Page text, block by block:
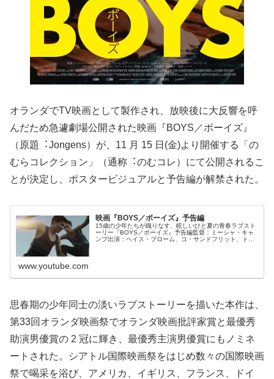
オランダでTV映画として製作され、放映後に大反響を呼
んだため急遽劇場公開された映画『BOYS／ボーイズ』
（原題︓Jongens）が、11 月 15 日(金)より開催する「の
むらコレクション」（通称︓のむコレ）にて公開されるこ
とが決定し、ポスタービジュアルと予告編が解禁された。
映画『BOYS／ボーイズ』予告編
15歳の少年たちが織りなす、眩しいひと夏の青春ラブスト
ーリー『BOYS／ボーイズ』予告編監督：ミーシャ・キャ
ンプ出演：ヘイス・ブローム、コ・サンドフリット、ト
www.youtube.com
思春期の少年同士の淡いラブストーリーを描いた本作は、
第33回オランダ映画祭でオランダ映画批評家賞と最優秀
助演男優賞の 2 冠に輝き、最優秀主演男優賞にもノミネ
ートされた。シアトル国際映画祭をはじめ数々の国際映画
祭で喝采を浴び、アメリカ、イギリス、フランス、ドイ